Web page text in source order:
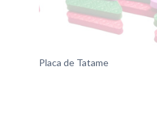
Placa de Tatame